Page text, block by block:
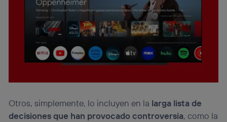
Otros, simplemente, lo incluyen en la larga lista de
decisiones que han provocado controversia, como la